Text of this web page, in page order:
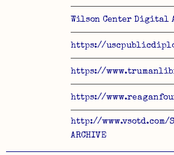
Wilson Center Digital
https://
https://
https://
http://www.vsotd.com/
ARCHIVE